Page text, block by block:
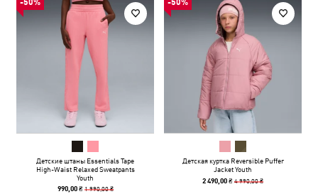
-50%
Детские штаны Essentials Tape
High-Waist Relaxed Sweatpants
Youth
990,00 ₴ 1 990,00 ₴
-50%
Детская куртка Reversible Puffer
Jacket Youth
2 490,00 ₴4 990,00 ₴